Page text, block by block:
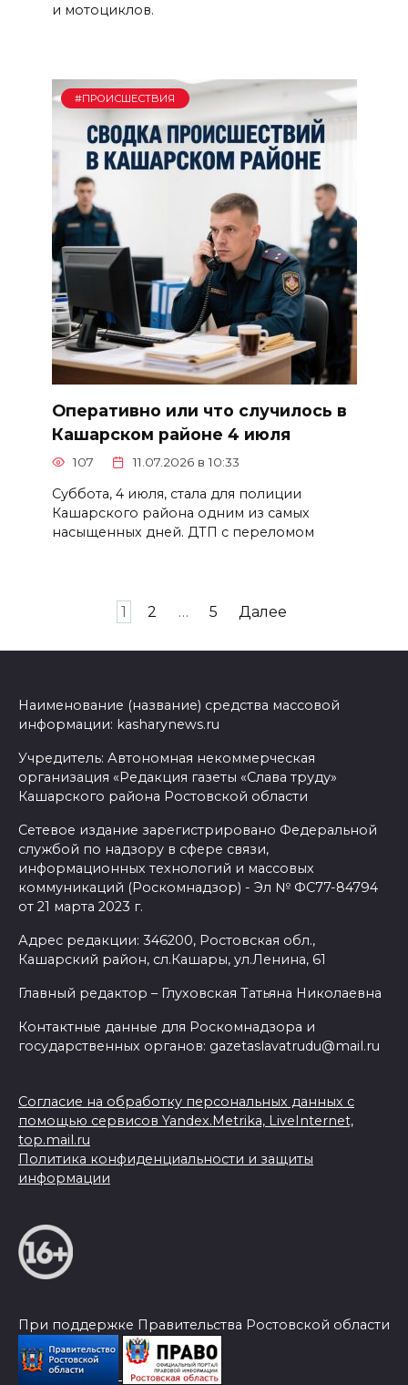
и мотоциклов.
#ПРОИСШЕСТВИЯ
Оперативно или что случилось в
Кашарском районе 4 июля
107 11.07.2026 в 10:33
Суббота, 4 июля, стала для полиции
Кашарского района одним из самых
насыщенных дней. ДТП с переломом
записям
1 2 … 5 Далее
Наименование (название) средства массовой
информации: kasharynews.ru
Учредитель: Автономная некоммерческая
организация «Редакция газеты «Слава труду»
Кашарского района Ростовской области
Сетевое издание зарегистрировано Федеральной
службой по надзору в сфере связи,
информационных технологий и массовых
коммуникаций (Роскомнадзор) - Эл № ФС77-84794
от 21 марта 2023 г.
Адрес редакции: 346200, Ростовская обл.,
Кашарский район, сл.Кашары, ул.Ленина, 61
Главный редактор – Глуховская Татьяна Николаевна
Контактные данные для Роскомнадзора и
государственных органов: gazetaslavatrudu@mail.ru
Согласие на обработку персональных данных с
помощью сервисов Yandex.Metrika, LiveInternet,
top.mail.ru
Политика конфиденциальности и защиты
информации
При поддержке Правительства Ростовской области